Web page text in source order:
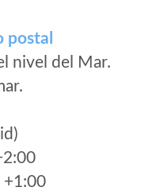
postal
nivel del Mar.
+1:00